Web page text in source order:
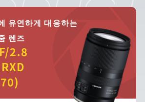
유연하게 대응하는
렌즈
2.8